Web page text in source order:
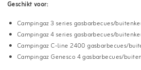
Geschikt voor:
Campingaz 3 series gasbarbecues/
Campingaz 4 series gasbarbecues/
Campingaz C-line 2400 gasbarbecues/
Campingaz Genesco 4 gasbarbecues/